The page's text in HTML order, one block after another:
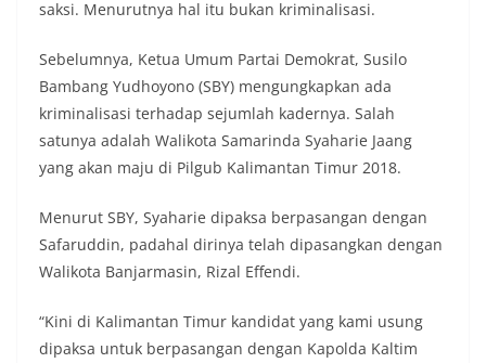
saksi. Menurutnya hal itu bukan kriminalisasi.
Sebelumnya, Ketua Umum Partai Demokrat, Susilo
Bambang Yudhoyono (SBY) mengungkapkan ada
kriminalisasi terhadap sejumlah kadernya. Salah
satunya adalah Walikota Samarinda Syaharie Jaang
yang akan maju di Pilgub Kalimantan Timur 2018.
Menurut SBY, Syaharie dipaksa berpasangan dengan
Safaruddin, padahal dirinya telah dipasangkan dengan
Walikota Banjarmasin, Rizal Effendi.
“Kini di Kalimantan Timur kandidat yang kami usung
dipaksa untuk berpasangan dengan Kapolda Kaltim